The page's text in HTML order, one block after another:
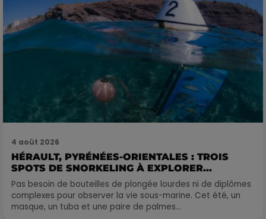
4 août 2026
HÉRAULT, PYRÉNÉES-ORIENTALES : TROIS
SPOTS DE SNORKELING À EXPLORER...
Pas besoin de bouteilles de plongée lourdes ni de diplômes
complexes pour observer la vie sous-marine. Cet été, un
masque, un tuba et une paire de palmes...